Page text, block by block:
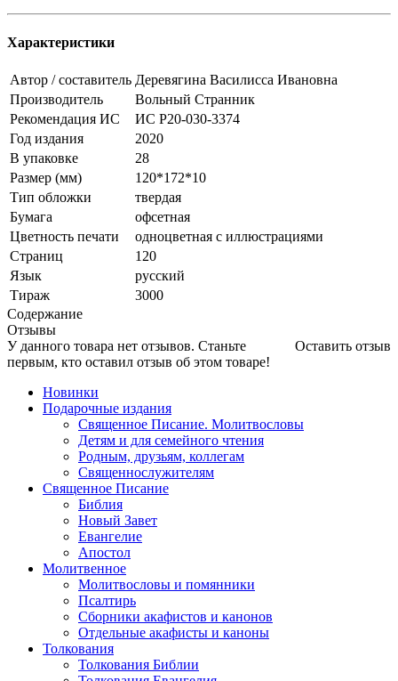
Характеристики
Автор / составитель Деревягина Василисса Ивановна
Производитель
Вольный Странник
Рекомендация ИС
ИС Р20-030-3374
Год издания
2020
В упаковке
28
Размер (мм)
120*172*10
Тип обложки
твердая
Бумага
офсетная
Цветность печати
одноцветная с иллюстрациями
Страниц
120
Язык
русский
Тираж
3000
Содержание
Отзывы
Оставить отзыв
У данного товара нет отзывов. Станьте
первым, кто оставил отзыв об этом товаре!
Новинки
Подарочные издания
Священное Писание. Молитвословы
Детям и для семейного чтения
Родным, друзьям, коллегам
Священнослужителям
Священное Писание
Библия
Новый Завет
Евангелие
Апостол
Молитвенное
Молитвословы и помянники
Псалтирь
Сборники акафистов и канонов
Отдельные акафисты и каноны
Толкования
Толкования Библии